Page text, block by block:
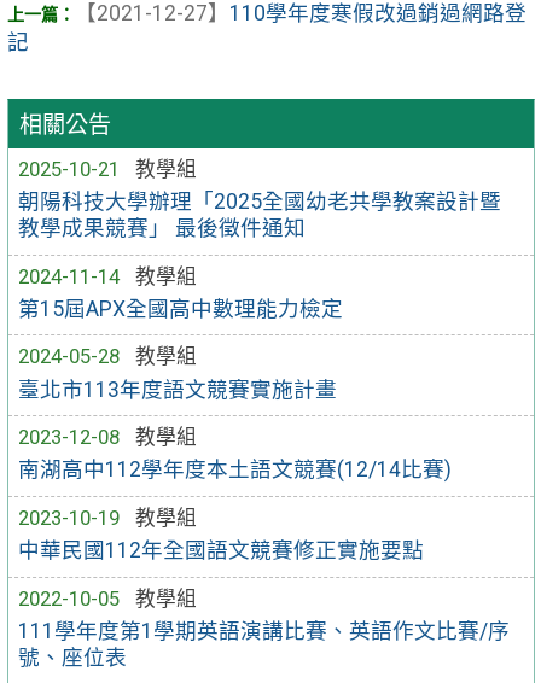
相關公告
2025-10-21
教學組
朝陽科技大學辦理「2025全國幼老共學教案設計暨
教學成果競賽」 最後徵件通知
2024-11-14
教學組
第15屆APX全國高中數理能力檢定
2024-05-28
教學組
臺北市113年度語文競賽實施計畫
2023-12-08
教學組
南湖高中112學年度本土語文競賽(12/14比賽)
2023-10-19
教學組
中華民國112年全國語文競賽修正實施要點
2022-10-05
教學組
111學年度第1學期英語演講比賽、英語作文比賽/序
號、座位表
【2021-12-27】 110學年度寒假改過銷過網路登
記